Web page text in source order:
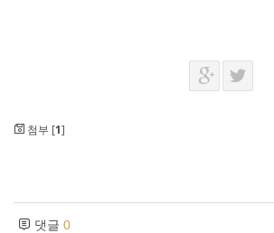
첨부 [1]
댓글 0